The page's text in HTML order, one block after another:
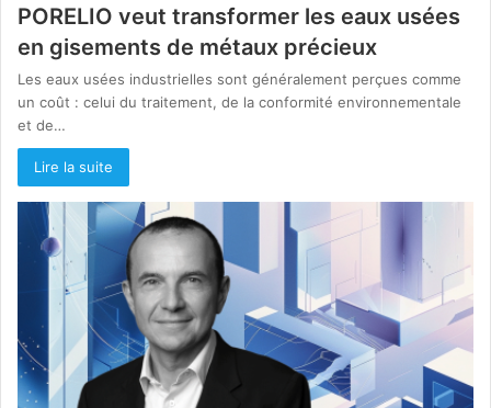
PORELIO veut transformer les eaux usées
en gisements de métaux précieux
Les eaux usées industrielles sont généralement perçues comme
un coût : celui du traitement, de la conformité environnementale
et de…
Lire la suite